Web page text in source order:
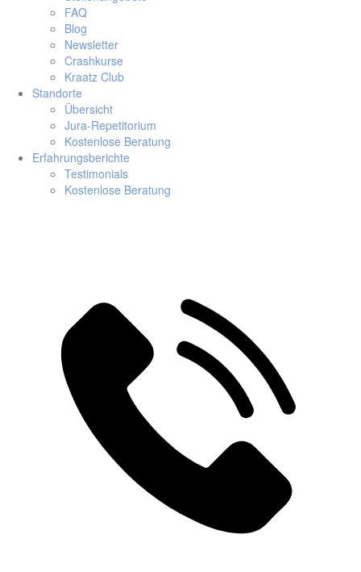
FAQ
Blog
Newsletter
Crashkurse
Kraatz Club
Standorte
Übersicht
Jura-Repetitorium
Kostenlose Beratung
Erfahrungsberichte
Testimonials
Kostenlose Beratung